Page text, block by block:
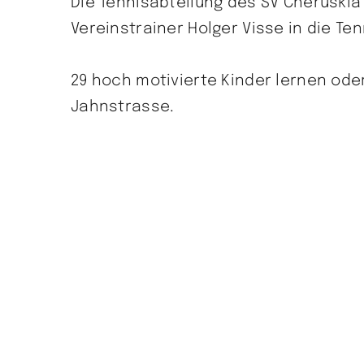
Vereinstrainer Holger Visse in die
29 hoch motivierte Kinder lernen
Jahnstrasse.